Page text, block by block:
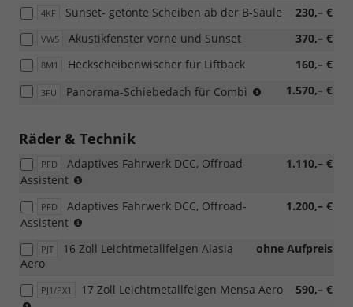
mit
nur
möglich
PAW/PAP,
4KF 230,– €
Sunset- getönte Scheiben ab der B-Säule
VW5 370,– €
Akustikfenster vorne und Sunset
8M1 160,– €
Heckscheibenwischer für Liftback
3FU 1.570,– €
Panorama-Schiebedach für Combi
nicht
Räder & Technik
PFD 1.110,– €
Adaptives Fahrwerk DCC, Offroad-
Assistent
4x4)
110
für
4x4/außer
PFD 1.200,– €
Adaptives Fahrwerk DCC, Offroad-
Assistent
4x4)
110
PJT ohne Aufpreis
16 Zoll Leichtmetallfelgen Alasia
Aero
PJ1/PX1 590,– €
17 Zoll Leichtmetallfelgen Mensa Aero